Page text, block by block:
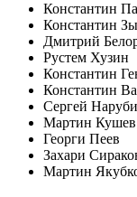
Константин
Константин
Дмитрий
Рустем Хузин
Константин
Константин
Сергей
Мартин Кушев
Георги Пеев
Захари
Мартин